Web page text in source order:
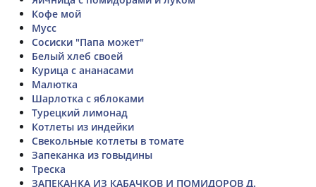
Кофе мой
Мусс
Сосиски "Папа может"
Белый хлеб своей
Курица с ананасами
Малютка
Шарлотка с яблоками
Турецкий лимонад
Котлеты из индейки
Свекольные котлеты в томате
Запеканка из говыдины
Треска
ЗАПЕКАНКА ИЗ КАБАЧКОВ И ПОМИДОРОВ Д.